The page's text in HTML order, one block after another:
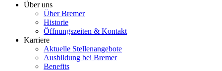
Über uns
Über Bremer
Historie
Öffnungszeiten & Kontakt
Karriere
Aktuelle Stellenangebote
Ausbildung bei Bremer
Benefits